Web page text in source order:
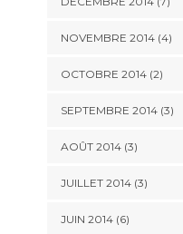
NOVEMBRE 2014(4)
OCTOBRE 2014(2)
SEPTEMBRE 2014(3)
AOÛT 2014(3)
JUILLET 2014(3)
JUIN 2014(6)